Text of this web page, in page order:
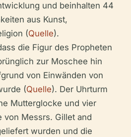
und beinhalten 44
aus Kunst,
(Quelle).
die Figur des Propheten
zur Moschee hin
von Einwänden von
(Quelle). Der Uhrturm
Mutterglocke und vier
von Messrs. Gillet and
wurden und die